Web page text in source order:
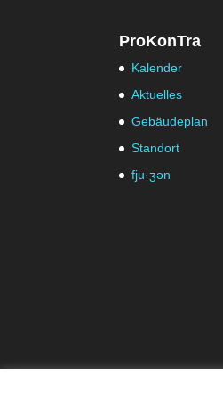
ProKonTra
Kalender
Aktuelles
Gebäudeplan
Standort
fju·ʒən